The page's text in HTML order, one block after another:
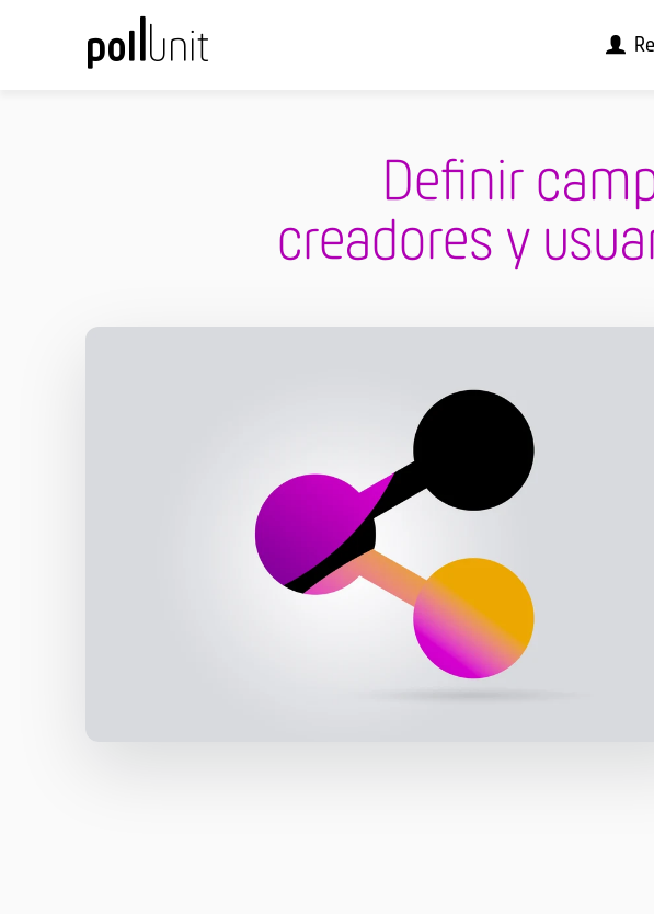
Definir
creadores y